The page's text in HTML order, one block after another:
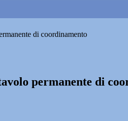
di coordinamento
permanente di